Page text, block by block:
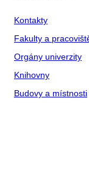
Kontakty
Fakulty a
Orgány univerzity
Knihovny
Budovy a místnosti